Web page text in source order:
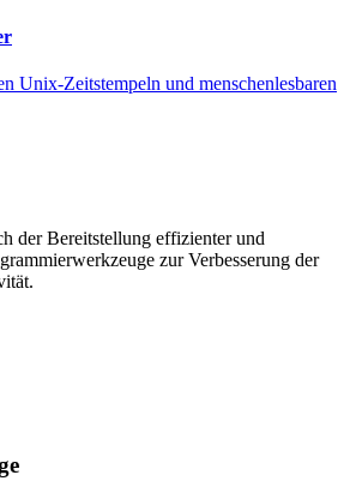
Unix-Zeitstempeln und menschenlesbaren
der Bereitstellung effizienter und
zur Verbesserung der